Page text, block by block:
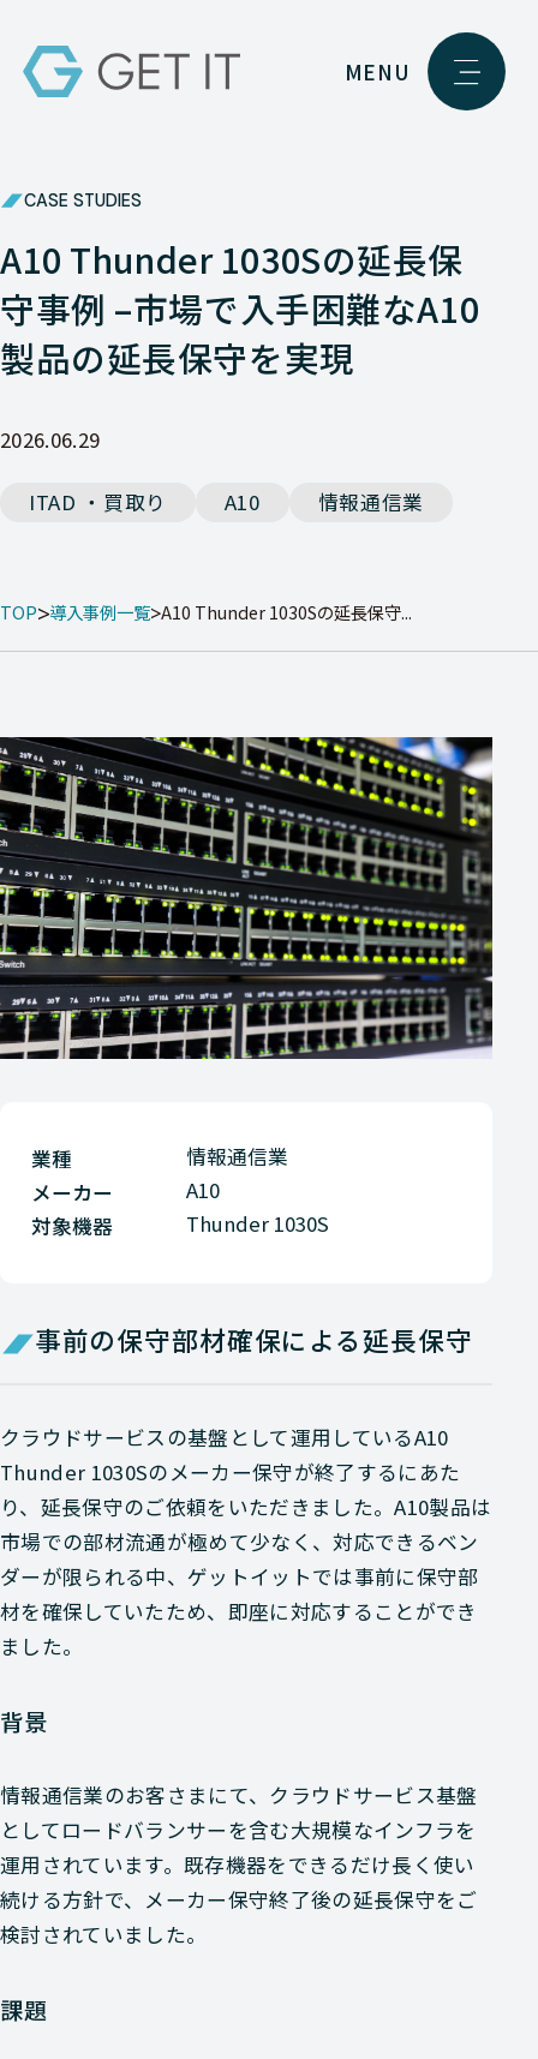
MENU
CASE STUDIES
A10 Thunder 1030Sの延長保
守事例 –市場で入手困難なA10
製品の延長保守を実現
2026.06.29
ITAD ・買取り A10 情報通信業
TOP 導入事例一覧 A10 Thunder 1030Sの延長保守...
業種
情報通信業
メーカー
A10
対象機器
Thunder 1030S
事前の保守部材確保による延長保守
クラウドサービスの基盤として運用しているA10
Thunder 1030Sのメーカー保守が終了するにあた
り、延長保守のご依頼をいただきました。A10製品は
市場での部材流通が極めて少なく、対応できるベン
ダーが限られる中、ゲットイットでは事前に保守部
材を確保していたため、即座に対応することができ
ました。
背景
情報通信業のお客さまにて、クラウドサービス基盤
としてロードバランサーを含む大規模なインフラを
運用されています。既存機器をできるだけ長く使い
続ける方針で、メーカー保守終了後の延長保守をご
検討されていました。
課題